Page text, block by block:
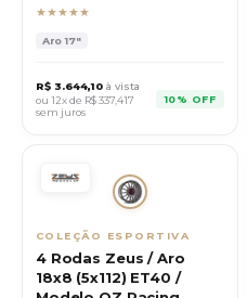
★★★★★
Aro17"
R$ 3.644,10 à vista
ou 12x de R$337,417
sem juros
10% OFF
COLEÇÃO ESPORTIVA
4 Rodas Zeus / Aro
18x8 (5x112) ET40 /